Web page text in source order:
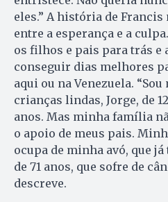
eles.” A história de
entre a esperança e a
os filhos e pais para trás e
conseguir dias melhores
aqui ou na Venezuela.
crianças lindas, Jorge, de
anos. Mas minha família
o apoio de meus pais.
ocupa de minha avó, que já
de 71 anos, que sofre de
descreve.